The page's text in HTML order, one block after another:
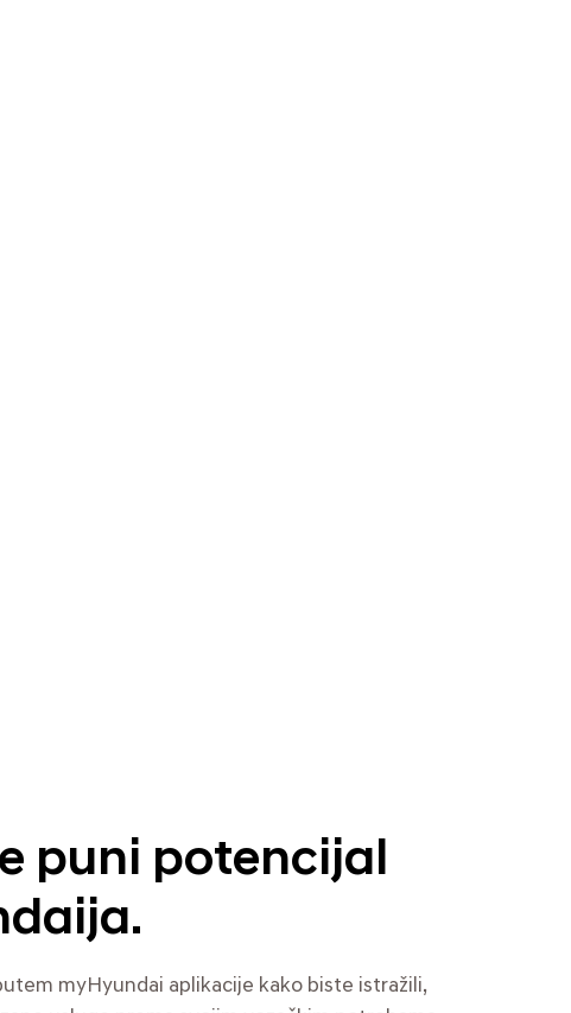
puni potencijal
myHyundai aplikacije kako biste istražili,